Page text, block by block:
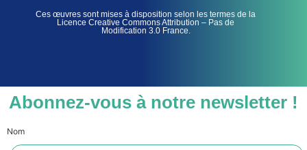
Ces œuvres sont mises à disposition selon les termes de la
Licence Creative Commons Attribution – Pas de
Modification 3.0 France.
Abonnez-vous à notre newsletter !
Nom